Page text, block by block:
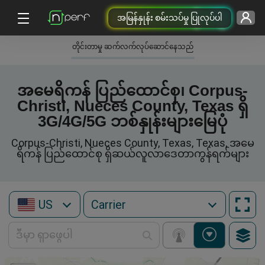
အမြန်နှုန်း စမ်းသပ်မှု ပြုလုပ်ပါ
တိုင်းတာမှု ဆက်လက်လုပ်ဆောင်နေသည်
အမေရိကန် ပြည်ထောင်စု၊ Corpus-
Christi, Nueces County, Texas ရှိ
3G/4G/5G ဘစ်နှုန်းများမြေပုံ
Corpus-Christi, Nueces County, Texas, Texas, အမေ
ရိကန် ပြည်ထောင်စု ရှိဆယ်လူလာဒေတာကွန်ရက်များ
US